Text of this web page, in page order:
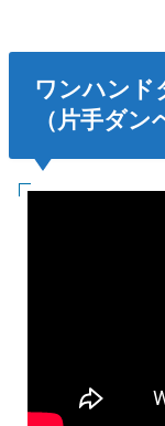
ワンハンド
（片手ダン